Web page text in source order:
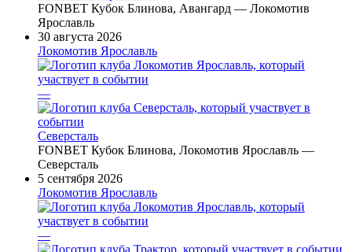
FONBET Кубок Блинова, Авангард — Локомотив
Ярославль
30 августа 2026
Локомотив Ярославль
—
Северсталь
FONBET Кубок Блинова, Локомотив Ярославль —
Северсталь
5 сентября 2026
Локомотив Ярославль
—